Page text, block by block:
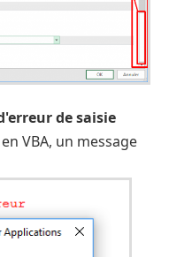
de saisie
VBA, un message